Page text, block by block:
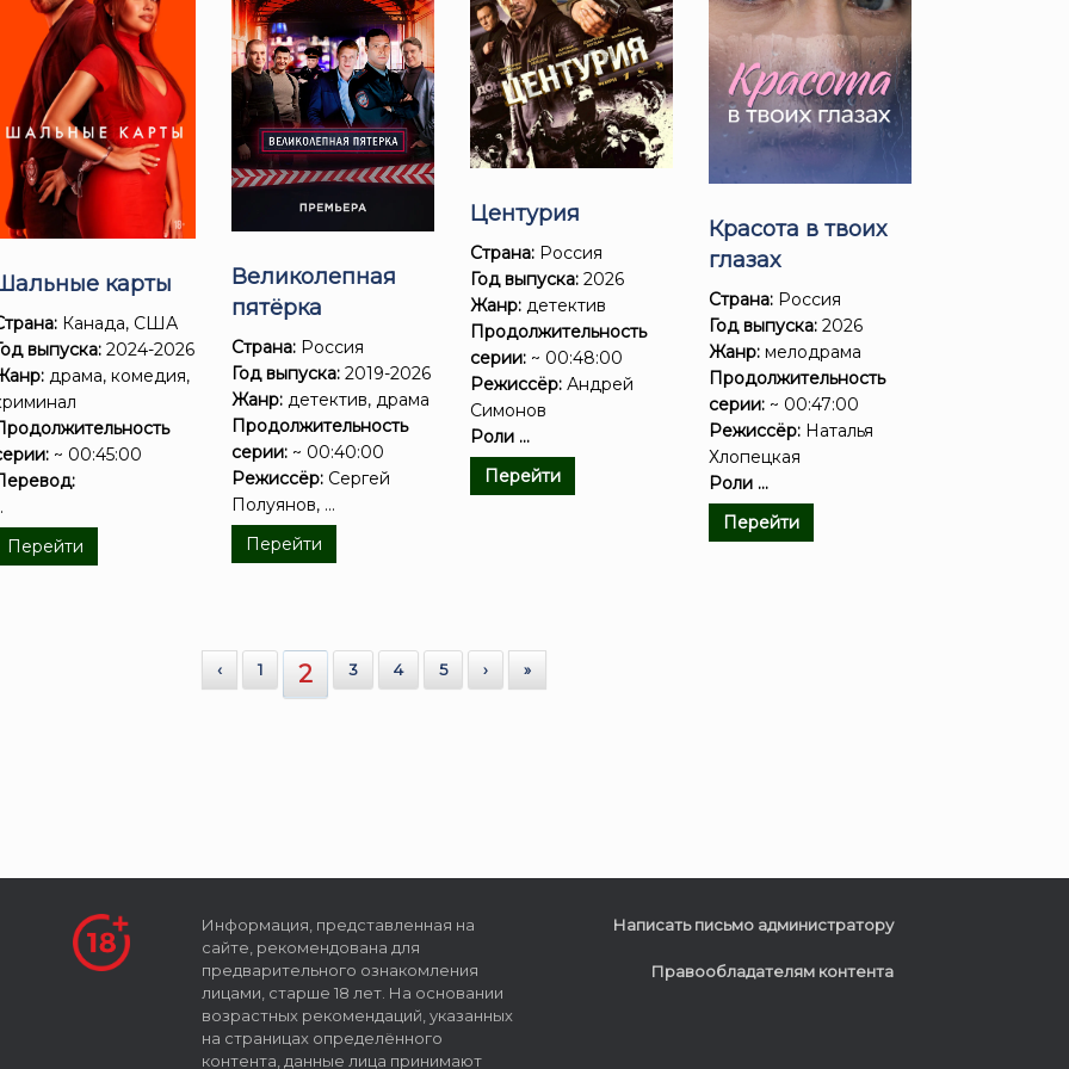
карты
Канада, США
выпуска: 2024-2026
драма, комедия,
~ 00:45:00
Перейти
Великолепная
пятёрка
Страна: Россия
Год выпуска: 2019-2026
Жанр: детектив, драма
Продолжительность
серии: ~ 00:40:00
Режиссёр: Сергей
Полуянов, ...
Перейти
Центурия
Страна: Россия
Год выпуска: 2026
Жанр: детектив
Продолжительность
серии: ~ 00:48:00
Режиссёр: Андрей
Симонов
Роли ...
Перейти
Красота в твоих
глазах
Страна: Россия
Год выпуска: 2026
Жанр: мелодрама
Продолжительность
серии: ~ 00:47:00
Режиссёр: Наталья
Хлопецкая
Роли ...
Перейти
‹ 1 2 3 4 5 › »
Информация, представленная на
сайте, рекомендована для
предварительного ознакомления
лицами, старше 18 лет. На основании
возрастных рекомендаций, указанных
на страницах определённого
контента, данные лица принимают
Написать письмо администратору
Правообладателям контента